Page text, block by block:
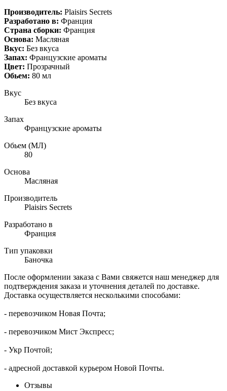
Производитель: Plaisirs Secrets
Разработано в: Франция
Страна сборки: Франция
Основа: Масляная
Вкус: Без вкуса
Запах: Французские ароматы
Цвет: Прозрачный
Обьем: 80 мл
Вкус
Без вкуса
Запах
Французские ароматы
Обьем (МЛ)
80
Основа
Масляная
Производитель
Plaisirs Secrets
Разработано в
Франция
Тип упаковки
Баночка
После оформлении заказа с Вами свяжется наш менеджер для
подтверждения заказа и уточнения деталей по доставке.
Доставка осуществляется несколькими способами:
- перевозчиком Новая Почта;
- перевозчиком Мист Экспресс;
- Укр Почтой;
- адресной доставкой курьером Новой Почты.​
Отзывы